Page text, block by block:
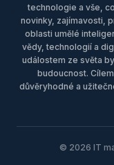
technologie a vše,
novinky, zajímavosti,
oblasti umělé
vědy, technologií a
událostem ze světa
budoucnost.
důvěryhodné a
© 2026 IT